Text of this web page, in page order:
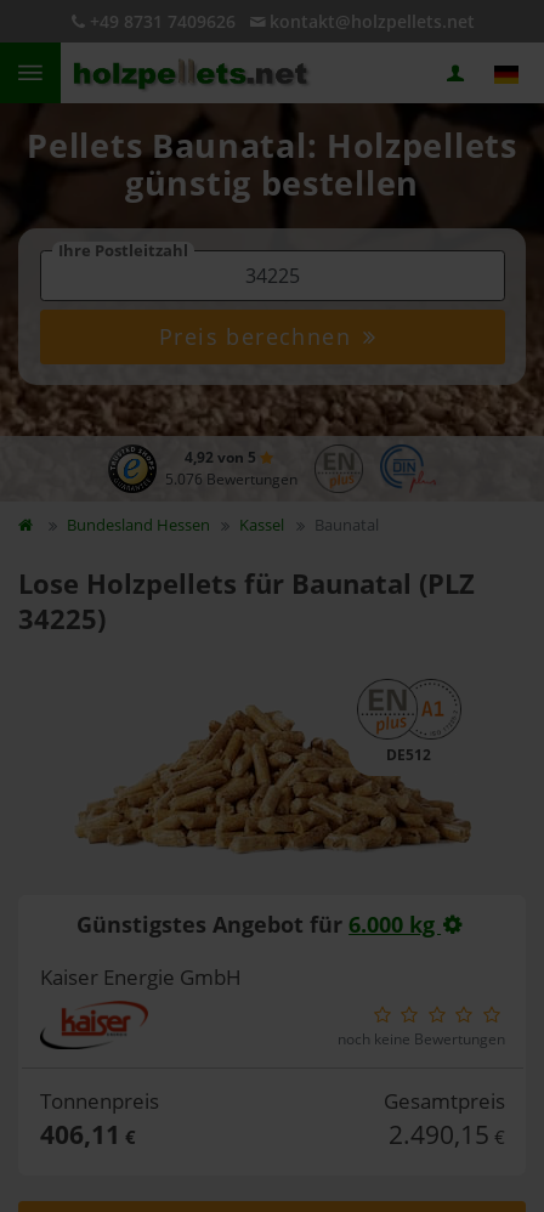
+49 8731 7409626 kontakt@holzpellets.net
Pellets Baunatal: Holzpellets
günstig bestellen
Ihre Postleitzahl
Preis berechnen
4,92 von 5
5.076 Bewertungen
Bundesland Hessen Kassel Baunatal
Lose Holzpellets für Baunatal (PLZ
34225)
DE512
Günstigstes Angebot für 6.000 kg
Kaiser Energie GmbH
noch keine Bewertungen
Tonnenpreis
406,11 €
Gesamtpreis
2.490,15 €